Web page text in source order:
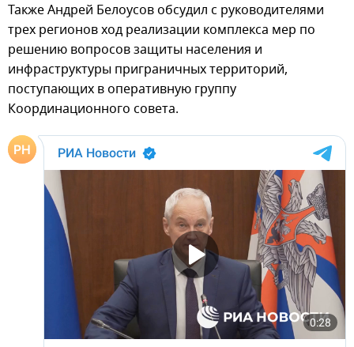
Также Андрей Белоусов обсудил с руководителями
трех регионов ход реализации комплекса мер по
решению вопросов защиты населения и
инфраструктуры приграничных территорий,
поступающих в оперативную группу
Координационного совета.